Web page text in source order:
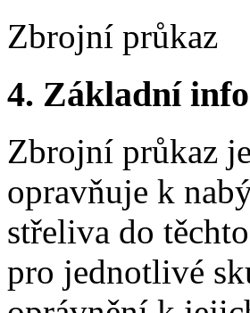
Zbrojní průkaz
4. Základní
Zbrojní průkaz
opravňuje k
střeliva do
pro jednotlivé